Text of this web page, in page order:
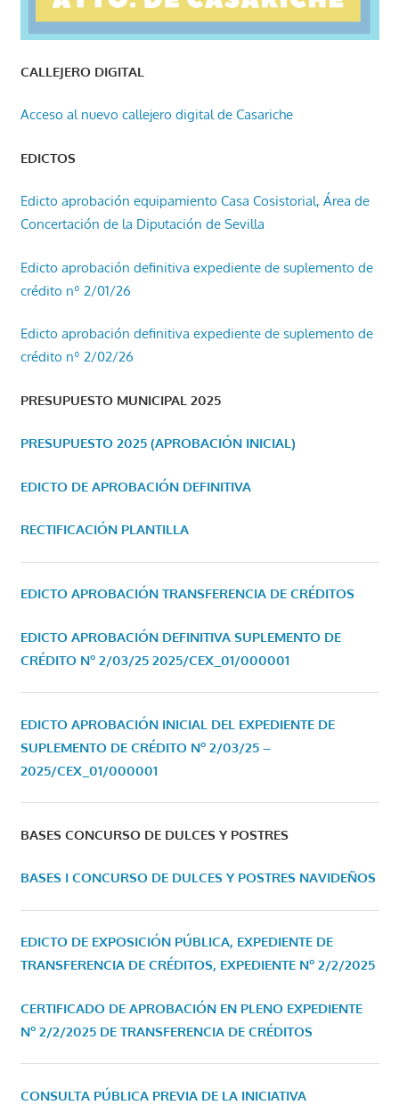
CALLEJERO DIGITAL
Acceso al nuevo callejero digital de Casariche
EDICTOS
Edicto aprobación equipamiento Casa Cosistorial, Área de
Concertación de la Diputación de Sevilla
Edicto aprobación definitiva expediente de suplemento de
crédito nº 2/01/26
Edicto aprobación definitiva expediente de suplemento de
crédito nº 2/02/26
PRESUPUESTO MUNICIPAL 2025
PRESUPUESTO 2025 (APROBACIÓN INICIAL)
EDICTO DE APROBACIÓN DEFINITIVA
RECTIFICACIÓN PLANTILLA
EDICTO APROBACIÓN TRANSFERENCIA DE CRÉDITOS
EDICTO APROBACIÓN DEFINITIVA SUPLEMENTO DE
CRÉDITO Nº 2/03/25 2025/CEX_01/000001
EDICTO APROBACIÓN INICIAL DEL EXPEDIENTE DE
SUPLEMENTO DE CRÉDITO Nº 2/03/25 –
2025/CEX_01/000001
BASES CONCURSO DE DULCES Y POSTRES
BASES I CONCURSO DE DULCES Y POSTRES NAVIDEÑOS
EDICTO DE EXPOSICIÓN PÚBLICA, EXPEDIENTE DE
TRANSFERENCIA DE CRÉDITOS, EXPEDIENTE Nº 2/2/2025
CERTIFICADO DE APROBACIÓN EN PLENO EXPEDIENTE
Nº 2/2/2025 DE TRANSFERENCIA DE CRÉDITOS
CONSULTA PÚBLICA PREVIA DE LA INICIATIVA